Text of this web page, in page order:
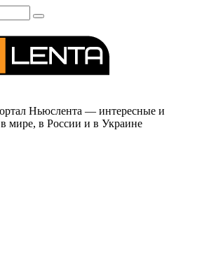
Ньюслента — интересные и
мире, в России и в Украине